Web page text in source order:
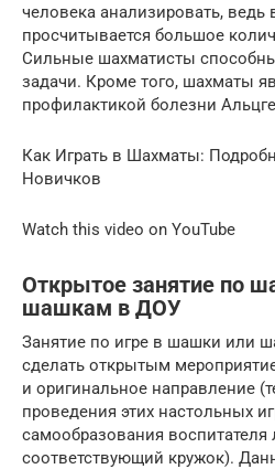
человека анализировать, ведь
просчитывается большое
Сильные шахматисты
задачи. Кроме того, шахматы
профилактикой болезни
Как Играть в Шахматы:
Новичков
Watch this video on YouTube
Открытое занятие по
шашкам в ДОУ
Занятие по игре в шашки или
сделать открытым
и оригинальное направление
проведения этих настольных
самообразования воспитателя
соответствующий кружок).